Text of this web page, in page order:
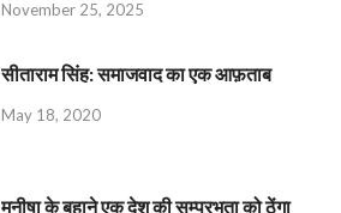
November 25, 2025
सीताराम सिंह: समाजवाद का एक आफ़ताब
May 18, 2020
मनीषा के बहाने एक देश की सम्प्रभुता को ठेंगा